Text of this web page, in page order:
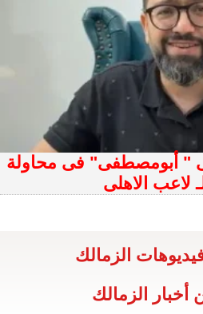
" أبومصطفى" فى محاولة
لاعب الاهلى
الزمالك
أخبار الزمالك